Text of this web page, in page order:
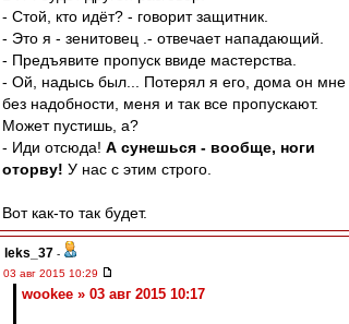
- Стой, кто идёт? - говорит защитник.
- Это я - зенитовец .- отвечает нападающий.
- Предъявите пропуск ввиде мастерства.
- Ой, надысь был... Потерял я его, дома он мне
без надобности, меня и так все пропускают.
Может пустишь, а?
- Иди отсюда! А сунешься - вообще, ноги
оторву! У нас с этим строго.
Вот как-то так будет.
leks_37 -
03 авг 2015 10:29
wookee » 03 авг 2015 10:17